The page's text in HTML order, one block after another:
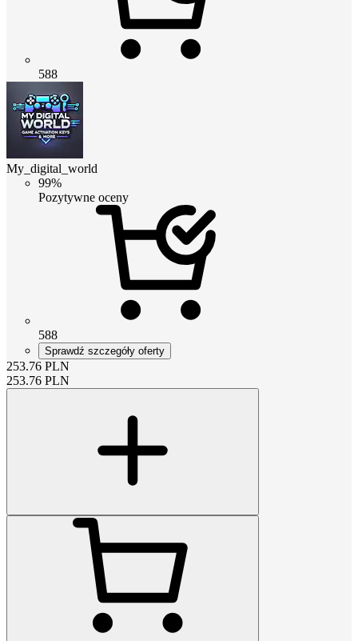
588
My_digital_world
99%
Pozytywne oceny
588
Sprawdź szczegóły oferty
253.76 PLN
253.76 PLN